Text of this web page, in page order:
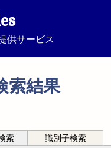
供サービス
索結果
索 識別子検索